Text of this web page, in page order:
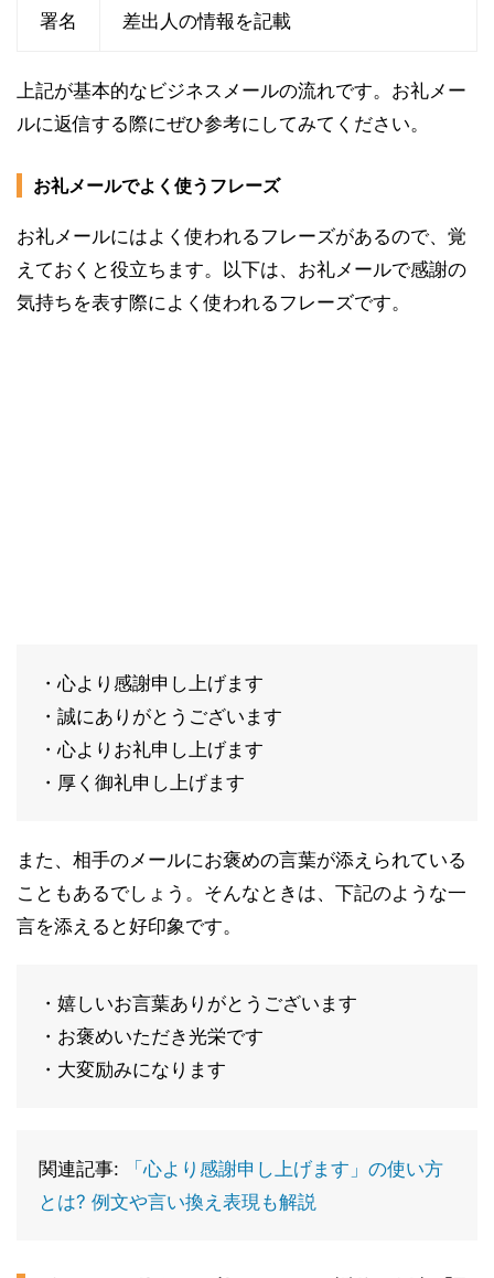
署名 差出人の情報を記載
上記が基本的なビジネスメールの流れです。お礼メー
ルに返信する際にぜひ参考にしてみてください。
お礼メールでよく使うフレーズ
お礼メールにはよく使われるフレーズがあるので、覚
えておくと役立ちます。以下は、お礼メールで感謝の
気持ちを表す際によく使われるフレーズです。
・心より感謝申し上げます
・誠にありがとうございます
・心よりお礼申し上げます
・厚く御礼申し上げます
また、相手のメールにお褒めの言葉が添えられている
こともあるでしょう。そんなときは、下記のような一
言を添えると好印象です。
・嬉しいお言葉ありがとうございます
・お褒めいただき光栄です
・大変励みになります
関連記事: 「心より感謝申し上げます」の使い方
とは? 例文や言い換え表現も解説